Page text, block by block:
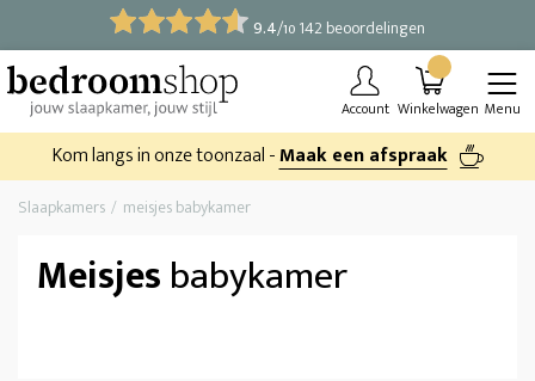
9.4/10 142 beoordelingen
Account Winkelwagen Menu
Kom langs in onze toonzaal -Maak een afspraak
Slaapkamers meisjes babykamer
Meisjesbabykamer